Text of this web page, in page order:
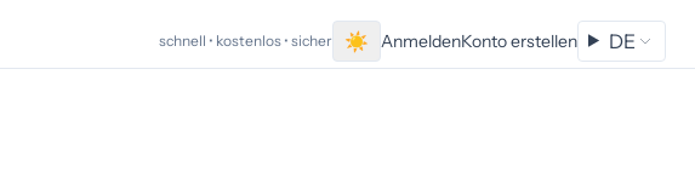
schnell • kostenlos • sicher ☀ AnmeldenKonto erstellen DE